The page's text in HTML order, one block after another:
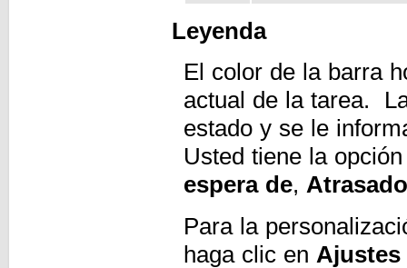
Leyenda
El color de la barra
actual de la tarea.
estado y se le
Usted tiene la
espera de, Atrasado
Para la
haga clic en Ajustes